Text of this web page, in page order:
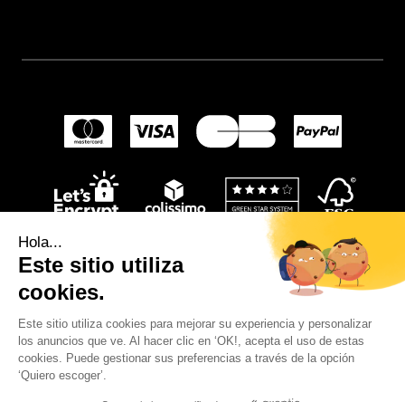
Hola...
Este sitio utiliza
cookies.
Este sitio utiliza cookies para mejorar su experiencia y personalizar
los anuncios que ve. Al hacer clic en ‘OK!, acepta el uso de estas
cookies. Puede gestionar sus preferencias a través de la opción
‘Quiero escoger’.
© 2024Wellpapers